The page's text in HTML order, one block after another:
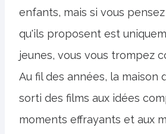
enfants, mais si vous
qu'ils proposent est
jeunes, vous vous trompez
Au fil des années, la maison
sorti des films aux idées
moments effrayants et aux